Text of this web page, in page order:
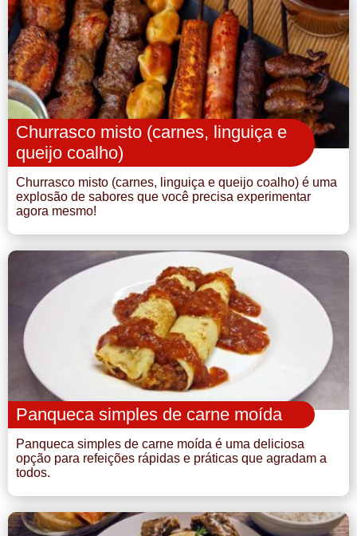
Churrasco misto (carnes, linguiça e
queijo coalho)
Churrasco misto (carnes, linguiça e queijo coalho) é uma
explosão de sabores que você precisa experimentar
agora mesmo!
Panqueca simples de carne moída
Panqueca simples de carne moída é uma deliciosa
opção para refeições rápidas e práticas que agradam a
todos.